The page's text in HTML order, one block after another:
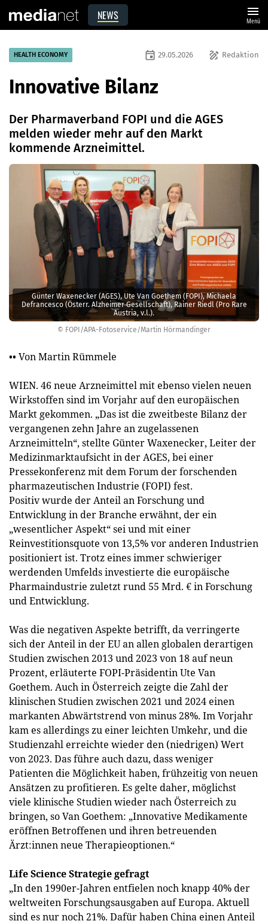
NEWS menu
Menü
© FOPI/APA-Fotoservice/Martin Hörmandinger
Günter Waxen­ecker (AGES), Ute Van Goethem (FOPI), Michaela
Defrancesco (Österr. Alzheimer Gesellschaft), Rainer Riedl (Pro Rare
Austria, v.l.).
HEALTH ECONOMY draw Redaktion
event 29.05.2026
Innovative Bilanz
Der Pharmaverband FOPI und die AGES
melden wieder mehr auf den Markt
kommende Arzneimittel.
•• Von Martin Rümmele
WIEN. 46 neue Arzneimittel mit ebenso vielen neuen
Wirkstoffen sind im Vorjahr auf den europäischen
Markt gekommen. „Das ist die zweitbeste Bilanz der
vergangenen zehn Jahre an zugelassenen
Arzneimitteln“, stellte Günter Waxenecker, Leiter der
Medizinmarktaufsicht in der AGES, bei einer
Pressekonferenz mit dem Forum der forschenden
pharmazeutischen Industrie (FOPI) fest.
Positiv wurde der Anteil an Forschung und
Entwicklung in der Branche erwähnt, der ein
„wesentlicher Aspekt“ sei und mit einer
Reinvestitionsquote von 13,5% vor anderen Industrien
positioniert ist. Trotz eines immer schwieriger
werdenden Umfelds investierte die europäische
Pharmaindustrie zuletzt rund 55 Mrd. € in Forschung
und Entwicklung.
Was die negativen Aspekte betrifft, da verringerte
sich der Anteil in der EU an allen globalen derartigen
Studien zwischen 2013 und 2023 von 18 auf neun
Prozent, erläuterte FOPI-Präsidentin Ute Van
Goethem. Auch in Österreich zeigte die Zahl der
klinischen Studien zwischen 2021 und 2024 einen
markanten Abwärtstrend von minus 28%. Im Vorjahr
kam es allerdings zu einer leichten Umkehr, und die
Studienzahl erreichte wieder den (niedrigen) Wert
von 2023. Das führe auch dazu, dass weniger
Patienten die Möglichkeit haben, frühzeitig von neuen
Ansätzen zu profitieren. Es gelte daher, möglichst
viele klinische Studien wieder nach Österreich zu
bringen, so Van Goethem: „Innovative Medikamente
eröffnen Betroffenen und ihren betreuenden
Ärzt:innen neue Therapieoptionen.“
Life Science Strategie gefragt
„In den 1990er-Jahren entfielen noch knapp 40% der
weltweiten Forschungsausgaben auf Europa. Aktuell
sind es nur noch 21%. Dafür haben China einen Anteil